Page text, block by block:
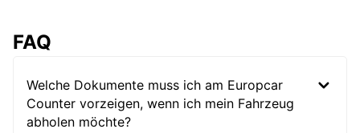
FAQ
Welche Dokumente muss ich am Europcar
Counter vorzeigen, wenn ich mein Fahrzeug
abholen möchte?